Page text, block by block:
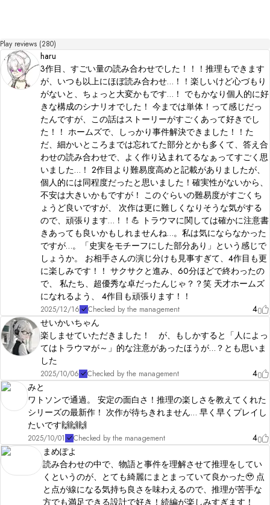
Play reviews (280)
haru
3作目、すごい量の読み合わせでした！！！推理もできます
が、いつも以上にほぼ読み合わせ…！！楽しいけど心づもり
がないと、ちょっと大変かもです…！ でもかなり個人的に好
きな構成のシナリオでした！ 今までは単体！って感じだっ
たんですが、この話はストーリーがすごくあって好きでし
た！！ ホームズで、しっかり事件解決できました！！た
だ、細かいところまでは忘れてた部分とかも多くて、答え合
わせの読み合わせで、よく作り込まれてるなぁってすごく思
いました…！ 2作目より難易度高めと記載がありましたが、
個人的には同程度だったと思いました！確実性がないから、
不安は大きいかもですが！ このぐらいの難易度がすごくち
ょうど良いですが、 次作は更に難しくなりそうな気がする
ので、頑張ります…！！💪 トラウマに関しては確かに注意書
きあっても良いかもしれませんね…。私は気にならなかった
ですが…。「史実をモチーフにした部分あり」という感じで
しょうか。 お相手さんの演じ分けも見事すぎて、4作目も更
に楽しみです！！ サクサクと進み、60分ほどで終わったの
で、 私たち、超優秀な卓だったんじゃ？？笑 天才ホームズ
になれるよう、 4作目も頑張ります！！
2025/12/16 Checked by the management
4
せいかいちゃん
楽しませていただきました！ が、もしかすると「人によっ
てはトラウマが～」的な注意があったほうが…？とも思いま
した
2025/10/06 Checked by the management
4
みと
ワトソンで通過。 安定の面白さ！推理の楽しさを教えてくれた
シリーズの最新作！ 次作が待ちきれません… 早く早くプレイし
たいです🙌🙌🙌
2025/10/01 Checked by the management
4
まめぽよ
読み合わせの中で、物語と事件を理解させて推理をしてい
くというのが、とても綺麗にまとまっていて良かった🥹 点
と点が線になる気持ち良さを味わえるので、推理が苦手な
方でも満足できる設計で好き！続編が楽しみすぎます！